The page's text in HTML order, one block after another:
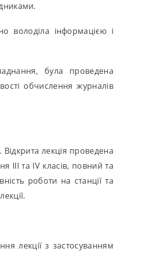
володіла інформацією і
була проведена
обчислення журналів
Відкрита лекція проведена
та ІV класів, повний та
роботи на станції та
лекції з застосуванням